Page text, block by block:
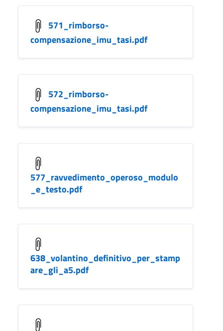
571_rimborso-
compensazione_imu_tasi.pdf
572_rimborso-
compensazione_imu_tasi.pdf
577_ravvedimento_operoso_modulo
_e_testo.pdf
638_volantino_definitivo_per_stamp
are_gli_a5.pdf